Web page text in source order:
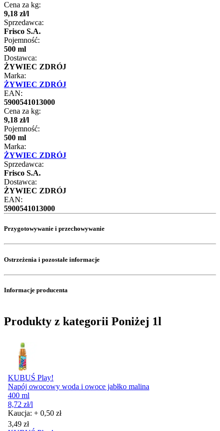
Cena za kg:
9,18 zł/l
Sprzedawca:
Frisco S.A.
Pojemność:
500 ml
Dostawca:
ŻYWIEC ZDRÓJ
Marka:
ŻYWIEC ZDRÓJ
EAN:
5900541013000
Cena za kg:
9,18 zł/l
Pojemność:
500 ml
Marka:
ŻYWIEC ZDRÓJ
Sprzedawca:
Frisco S.A.
Dostawca:
ŻYWIEC ZDRÓJ
EAN:
5900541013000
Przygotowywanie i przechowywanie
Ostrzeżenia i pozostałe informacje
Informacje producenta
Produkty z kategorii Poniżej 1l
KUBUŚ Play!
Napój owocowy woda i owoce jabłko malina
400 ml
8,72 zł/l
Kaucja: + 0,50 zł
Cena
3,49 zł